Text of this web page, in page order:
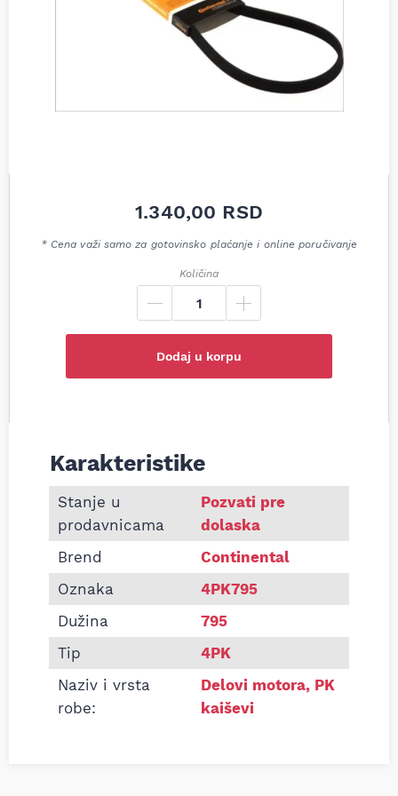
1.340,00 RSD
* Cena važi samo za gotovinsko plaćanje i online poručivanje
Količina
Dodaj u korpu
Informacije o Pk kaiš Continental 4PK795
Karakteristike
Stanje u
prodavnicama
Pozvati pre
dolaska
Brend
Continental
Oznaka
4PK795
Dužina
795
Tip
4PK
Naziv i vrsta
robe:
Delovi motora, PK
kaiševi